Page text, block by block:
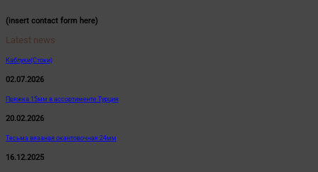
(insert contact form here)
Latest news
Каблуки(Стоки)
02.07.2026
Пряжка 15мм в ассортименте Турция
20.02.2026
Тесьма вязаная окантовочная 24мм
16.12.2025